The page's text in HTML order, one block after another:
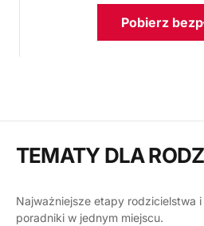
Pobierz
TEMATY DLA
Najważniejsze etapy rodzicielstwa
poradniki w jednym miejscu.